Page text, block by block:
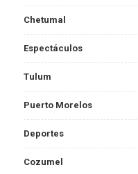
Chetumal
Espectáculos
Tulum
Puerto Morelos
Deportes
Cozumel